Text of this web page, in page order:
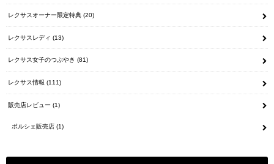
レクサスオーナー限定特典(20)
レクサスレディ(13)
レクサス女子のつぶやき(81)
レクサス情報(111)
販売店レビュー(1)
ポルシェ販売店 (1)